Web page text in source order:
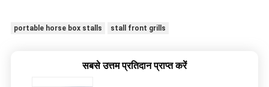
portable horse box stalls stall front grills
सबसे उत्तम प्रतिदान प्राप्त करें